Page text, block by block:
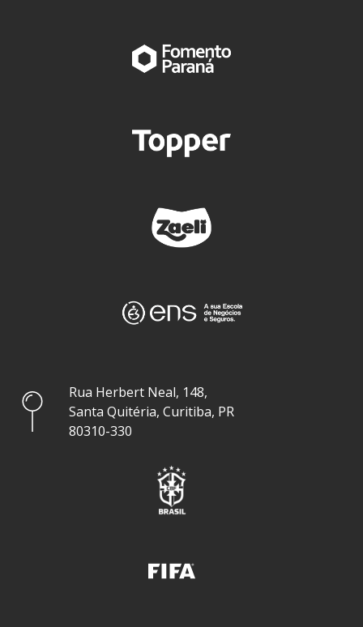
Rua Herbert Neal, 148,
Santa Quitéria, Curitiba, PR
80310-330